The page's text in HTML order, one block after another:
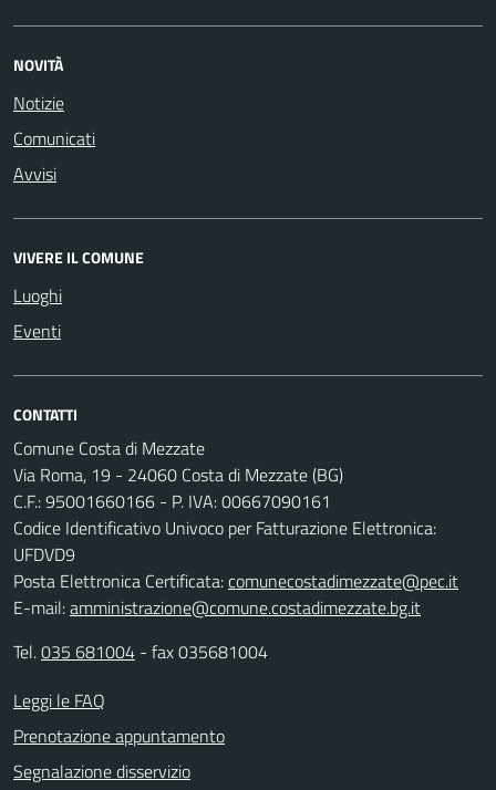
NOVITÀ
Notizie
Comunicati
Avvisi
VIVERE IL COMUNE
Luoghi
Eventi
CONTATTI
Comune Costa di Mezzate
Via Roma, 19 - 24060 Costa di Mezzate (BG)
C.F.: 95001660166 - P. IVA: 00667090161
Codice Identificativo Univoco per Fatturazione Elettronica:
UFDVD9
Posta Elettronica Certificata:comunecostadimezzate@pec.it
E-mail:amministrazione@comune.costadimezzate.bg.it
Tel.035 681004 - fax 035681004
Leggi le FAQ
Prenotazione appuntamento
Segnalazione disservizio